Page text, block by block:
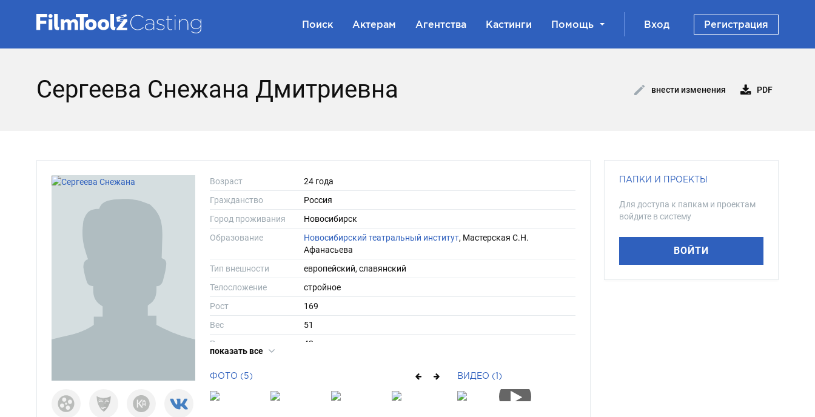
Поиск Актерам Агентства Кастинги Помощь Вход Регистрация
Сергеева Снежана Дмитриевна внести изменения PDF
Возраст
24 года
Гражданство
Россия
Город проживания
Новосибирск
Образование
Новосибирский театральный институт, Мастерская С.Н.
Афанасьева
Тип внешности
европейский, славянский
Телосложение
стройное
Рост
169
Вес
51
Размер одежды
42
Длина волос
Цвет волос
показать все
ФОТО (5) ВИДЕО (1)
ПАПКИ И ПРОЕКТЫ
Для доступа к папкам и проектам
войдите в систему
ВОЙТИ